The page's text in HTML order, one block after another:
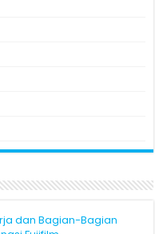
dan Bagian-Bagian